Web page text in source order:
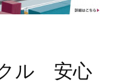
ル 安心